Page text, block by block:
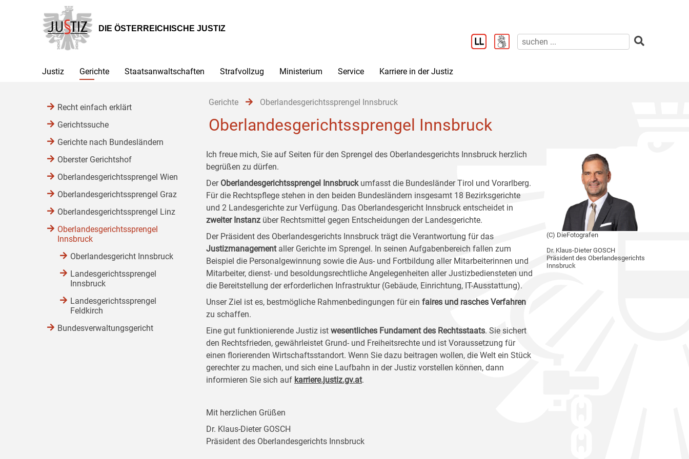
Hauptnavigation
[1]
Inhalt
[2]
Untermenü
[3]
DIE ÖSTERREICHISCHE JUSTIZ
Justiz Gerichte Staatsanwaltschaften Strafvollzug Ministerium Service Karriere in der Justiz
Gerichte Oberlandesgerichtssprengel Innsbruck
Oberlandesgerichtssprengel Innsbruck
Ich freue mich, Sie auf Seiten für den Sprengel des Oberlandesgerichts Innsbruck herzlich
begrüßen zu dürfen.
Der Oberlandesgerichtssprengel Innsbruckumfasst die Bundesländer Tirol und Vorarlberg.
Für die Rechtspflege stehen in den beiden Bundesländern insgesamt 18 Bezirksgerichte
und 2 Landesgerichte zur Verfügung. Das Oberlandesgericht Innsbruck entscheidet in
zweiter Instanz über Rechtsmittel gegen Entscheidungen der Landesgerichte.
Der Präsident des Oberlandesgerichts Innsbruck trägt die Verantwortung für das
Justizmanagementaller Gerichte im Sprengel. In seinen Aufgabenbereich fallen zum
Beispiel die Personalgewinnung sowie die Aus- und Fortbildung aller Mitarbeiterinnen und
Mitarbeiter, dienst- und besoldungsrechtliche Angelegenheiten aller Justizbediensteten und
die Bereitstellung der erforderlichen Infrastruktur (Gebäude, Einrichtung, IT-Ausstattung).
Unser Ziel ist es, bestmögliche Rahmenbedingungen für ein faires und rasches Verfahren
zu schaffen.
Eine gut funktionierende Justiz ist wesentliches Fundament des Rechtsstaats. Sie sichert
den Rechtsfrieden, gewährleistet Grund- und Freiheitsrechte und ist Voraussetzung für
einen florierenden Wirtschaftsstandort. Wenn Sie dazu beitragen wollen, die Welt ein Stück
gerechter zu machen, und sich eine Laufbahn in der Justiz vorstellen können, dann
informieren Sie sich auf karriere.justiz.gv.at.
Mit herzlichen Grüßen
Dr. Klaus-Dieter GOSCH
Präsident des Oberlandesgerichts Innsbruck
(C) DieFotografen
Dr. Klaus-Dieter GOSCH
Präsident des Oberlandesgerichts
Innsbruck
Recht einfach erklärt
Gerichtssuche
Gerichte nach Bundesländern
Oberster Gerichtshof
Oberlandesgerichtssprengel Wien
Oberlandesgerichtssprengel Graz
Oberlandesgerichtssprengel Linz
Oberlandesgerichtssprengel
Innsbruck
Oberlandesgericht Innsbruck
Landesgerichtssprengel
Innsbruck
Landesgerichtssprengel
Feldkirch
Bundesverwaltungsgericht